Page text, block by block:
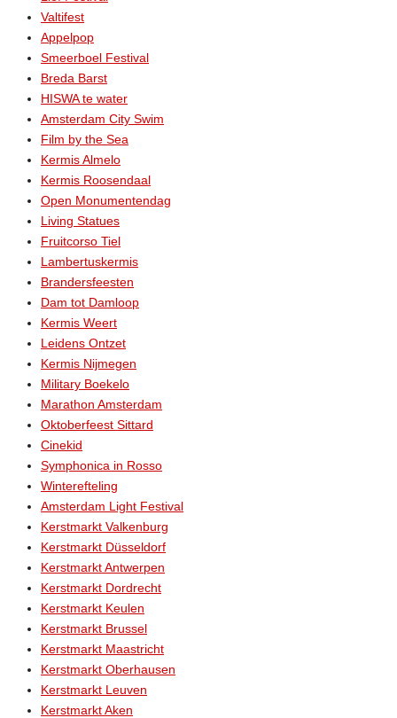
Valtifest
Appelpop
Smeerboel Festival
Breda Barst
HISWA te water
Amsterdam City Swim
Film by the Sea
Kermis Almelo
Kermis Roosendaal
Open Monumentendag
Living Statues
Fruitcorso Tiel
Lambertuskermis
Brandersfeesten
Dam tot Damloop
Kermis Weert
Leidens Ontzet
Kermis Nijmegen
Military Boekelo
Marathon Amsterdam
Oktoberfeest Sittard
Cinekid
Symphonica in Rosso
Winterefteling
Amsterdam Light Festival
Kerstmarkt Valkenburg
Kerstmarkt Düsseldorf
Kerstmarkt Antwerpen
Kerstmarkt Dordrecht
Kerstmarkt Keulen
Kerstmarkt Brussel
Kerstmarkt Maastricht
Kerstmarkt Oberhausen
Kerstmarkt Leuven
Kerstmarkt Aken